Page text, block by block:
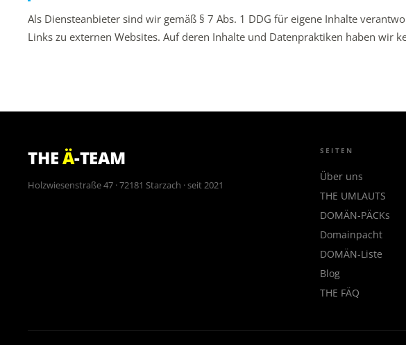
Als Diensteanbieter sind wir gemäß § 7 Abs. 1 DDG für eigene Inhalte
Links zu externen Websites. Auf deren Inhalte und Datenpraktiken haben wir
THEÄ-TEAM
Holzwiesenstraße 47 · 72181 Starzach · seit 2021
SEITEN
Über uns
THE UMLAUTS
DOMÄN-PÄCKs
Domainpacht
DOMÄN-Liste
Blog
THE FÄQ